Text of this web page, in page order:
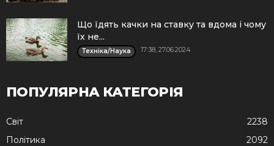
Що їдять качки на ставку та вдома і чому
їх не...
Техніка/Наука 17:38, 27.06.2024
ПОПУЛЯРНА КАТЕГОРІЯ
Cвіт
2238
Політика
2092